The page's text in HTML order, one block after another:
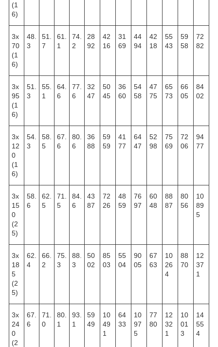
(1
6)
3х
70
(1
6)
48.
3
51.
7
61.
1
74.
2
28
92
42
16
31
69
44
94
42
18
55
43
59
58
72
82
3х
95
(1
6)
51.
3
55.
1
64.
6
77.
6
32
47
50
45
36
60
54
58
47
75
65
73
66
05
84
02
3х
12
0
(1
6)
54.
3
58.
5
67.
6
80.
6
36
88
59
59
41
77
64
47
52
98
75
69
72
06
94
77
3х
15
0
(2
5)
58.
6
62.
5
71.
5
84.
6
43
87
72
26
48
59
76
97
60
48
88
87
80
56
10
89
5
3х
18
5
(2
5)
62.
4
66.
2
75.
3
88.
3
50
02
85
03
55
04
90
05
67
63
10
26
4
88
70
12
37
1
3х
24
0
(2
67.
6
71.
0
80.
1
93.
1
59
49
10
49
1
64
33
10
97
5
77
80
12
32
1
10
01
3
14
55
4